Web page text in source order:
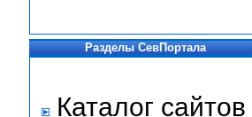
Разделы СевПортала
Каталог сайтов